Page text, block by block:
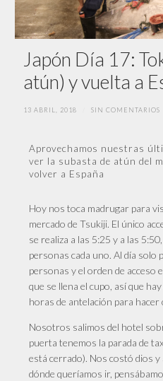
Japón Día 17:
atún) y vuelta a
13 ABRIL, 2018 SIN COMENTARIOS
Aprovechamos nuestras
ver la subasta de atún del
volver a España
Hoy nos toca madrugar para
mercado de Tsukiji. El único
se realiza a las 5:25 y a las
personas cada uno. Al día solo
personas y el orden de acceso
que se llena el cupo, así que
horas de antelación para hacer
Nosotros salimos del hotel
puerta tenemos la parada de
está cerrado). Nos costó dios
dónde queríamos ir,